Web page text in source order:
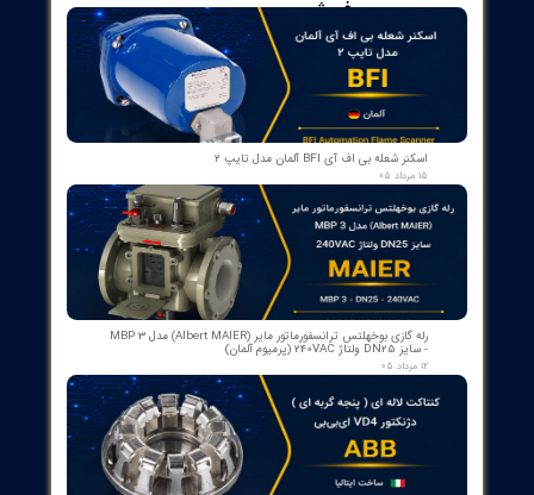
Innovation and Job Creation
Description: The development of new technologies and
solutions can contribute to job creation and economic growth.
New Job Opportunities: The demand for skilled labor in new
technologies.
Research and Development: Investment in research projects.
International Collaboration: Exchange of technology and
Case Study: Creation of new jobs in smart technology sectors in
European countries.